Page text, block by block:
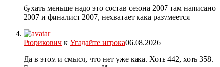
бухать меньше надо это состав сезона 2007 там написано
2007 и финалист 2007, нехватает кака разумеется
Рюрикович к Угадайте игрока06.08.2026
Да в этом и смысл, что нет уже кака. Хоть 442, хоть 358.